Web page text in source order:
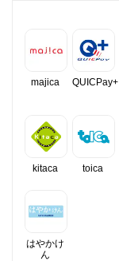
majica QUICPay+
kitaca toica
はやかけ
ん